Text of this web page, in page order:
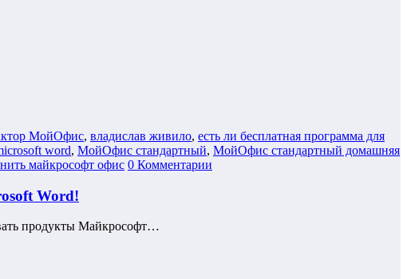
МойОфис, владислав живило, есть ли бесплатная программа для
word, МойОфис стандартный, МойОфис стандартный домашняя
майкрософт офис 0 Комментарии
Word!
продукты Майкрософт…